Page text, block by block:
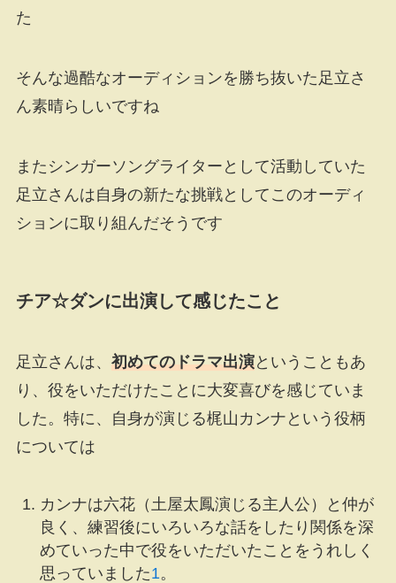
た
そんな過酷なオーディションを勝ち抜いた足立さ
ん素晴らしいですね
またシンガーソングライターとして活動していた
足立さんは自身の新たな挑戦としてこのオーディ
ションに取り組んだそうです
チア☆ダンに出演して感じたこと
足立さんは、 初めてのドラマ出演ということもあ
り、役をいただけたことに大変喜びを感じていま
した。特に、自身が演じる梶山カンナという役柄
については
カンナは六花（土屋太鳳演じる主人公）と仲が
良く、練習後にいろいろな話をしたり関係を深
めていった中で役をいただいたことをうれしく
思っていました1。